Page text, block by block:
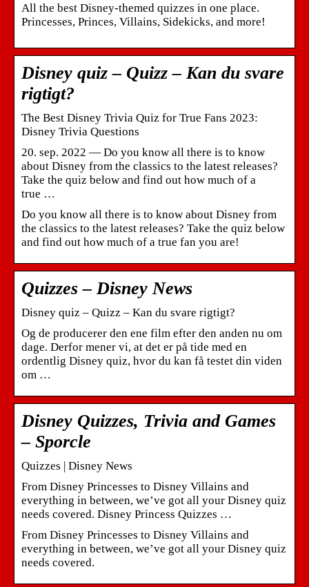
All the best Disney-themed quizzes in one place.
Princesses, Princes, Villains, Sidekicks, and more!
Disney quiz – Quizz – Kan du svare
rigtigt?
The Best Disney Trivia Quiz for True Fans 2023:
Disney Trivia Questions
20. sep. 2022 — Do you know all there is to know
about Disney from the classics to the latest releases?
Take the quiz below and find out how much of a
true …
Do you know all there is to know about Disney from
the classics to the latest releases? Take the quiz below
and find out how much of a true fan you are!
Quizzes – Disney News
Disney quiz – Quizz – Kan du svare rigtigt?
Og de producerer den ene film efter den anden nu om
dage. Derfor mener vi, at det er på tide med en
ordentlig Disney quiz, hvor du kan få testet din viden
om …
Disney Quizzes, Trivia and Games
– Sporcle
Quizzes | Disney News
From Disney Princesses to Disney Villains and
everything in between, we’ve got all your Disney quiz
needs covered. Disney Princess Quizzes …
From Disney Princesses to Disney Villains and
everything in between, we’ve got all your Disney quiz
needs covered.